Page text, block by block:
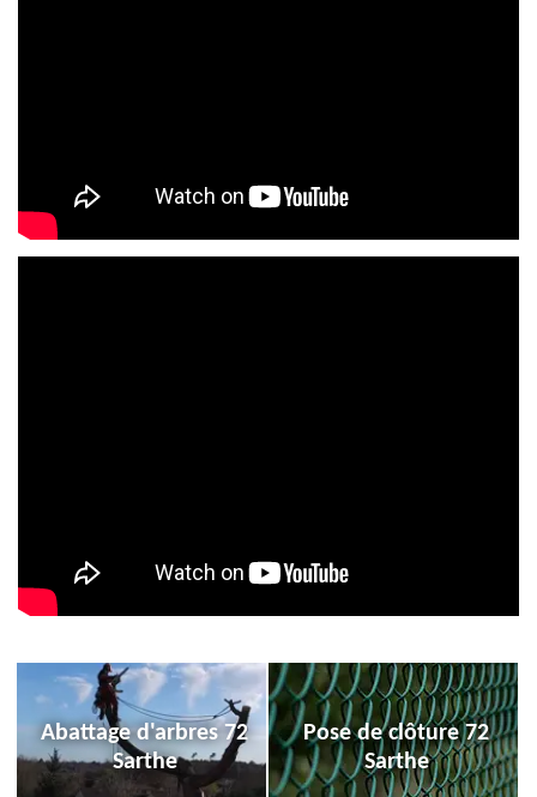
Abattage d'arbres 72
Sarthe
Pose de clôture 72
Sarthe